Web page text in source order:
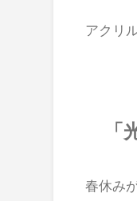
アクリ
「
春休み